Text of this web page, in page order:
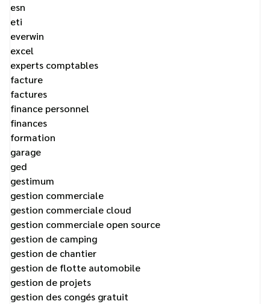
esn
eti
everwin
excel
experts comptables
facture
factures
finance personnel
finances
formation
garage
ged
gestimum
gestion commerciale
gestion commerciale cloud
gestion commerciale open source
gestion de camping
gestion de chantier
gestion de flotte automobile
gestion de projets
gestion des congés gratuit